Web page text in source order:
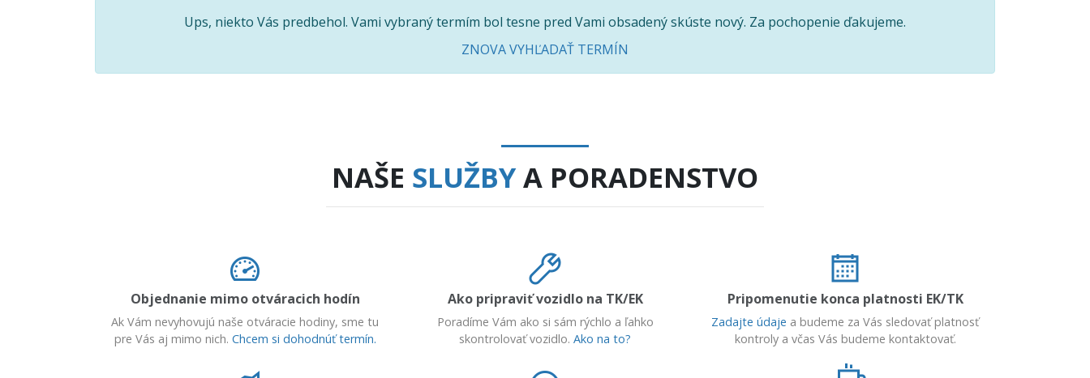
Ups, niekto Vás predbehol. Vami vybraný termím bol tesne pred Vami obsadený skúste nový. Za pochopenie ďakujeme.
ZNOVA VYHĽADAŤ TERMÍN
NAŠE SLUŽBYA PORADENSTVO
Objednanie mimo otváracich hodín
Ak Vám nevyhovujú naše otváracie hodiny, sme tu
pre Vás aj mimo nich. Chcem si dohodnúť termín.
Ako pripraviť vozidlo na TK/EK
Poradíme Vám ako si sám rýchlo a ľahko
skontrolovať vozidlo. Ako na to?
Pripomenutie konca platnosti EK/TK
Zadajte údaje a budeme za Vás sledovať platnosť
kontroly a včas Vás budeme kontaktovať.